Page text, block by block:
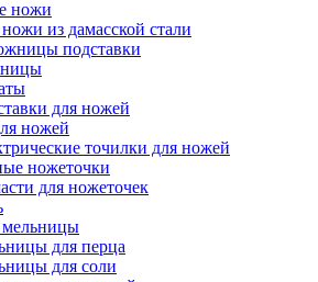
ножи
из дамасской стали
подставки
для ножей
ножей
точилки для ножей
ножеточки
для ножеточек
для перца
для соли